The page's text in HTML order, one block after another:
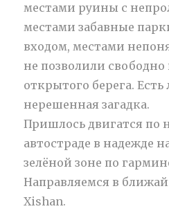
местами руины с
местами забавные
входом, местами
не позволили свободно
открытого берега. Есть
нерешенная загадка.
Пришлось двигатся по
автостраде в надежде
зелёной зоне по
Направляемся в
Xishan.